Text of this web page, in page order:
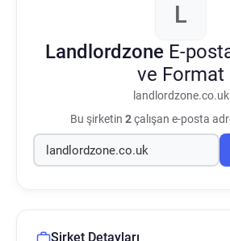
L
Landlordzone E-
ve Format
landlordzone.co.uk
Bu şirketin 2çalışan e-posta
Şirket Detayları